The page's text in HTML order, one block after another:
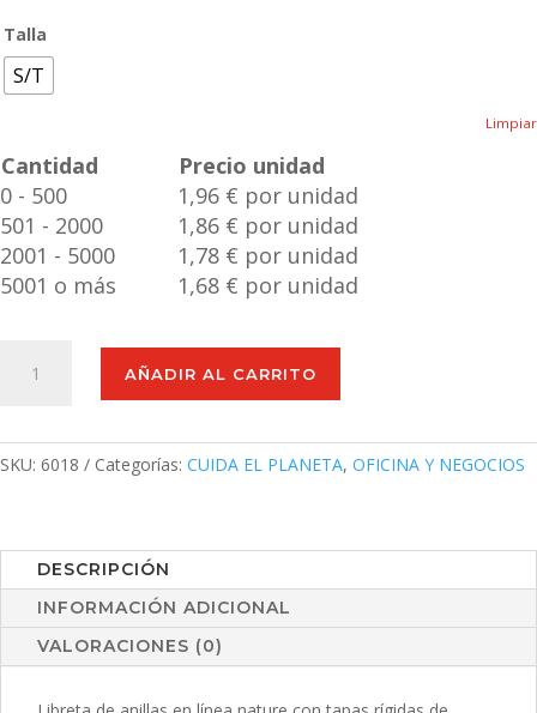
Talla
S/T
Limpiar
Cantidad
Precio unidad
0 - 500
1,96 € por unidad
501 - 2000
1,86 € por unidad
2001 - 5000
1,78 € por unidad
5001 o más
1,68 € por unidad
Tumiz
AÑADIR AL CARRITO
SKU: 6018 Categorías: CUIDA EL PLANETA, OFICINA Y NEGOCIOS
DESCRIPCIÓN
INFORMACIÓN ADICIONAL
VALORACIONES (0)